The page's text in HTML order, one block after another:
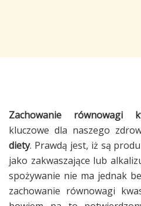
Zachowanie równowagi
kluczowe dla naszego
diety. Prawdą jest, iż są
jako zakwaszające lub
spożywanie nie ma jednak
zachowanie równowagi